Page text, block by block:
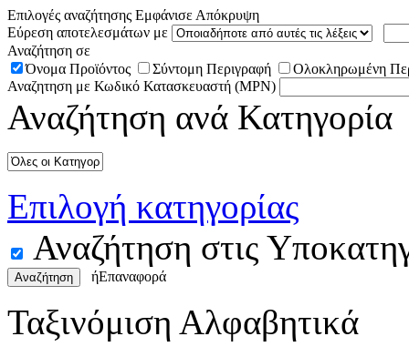
Επιλογές αναζήτησης Εμφάνισε Απόκρυψη
Εύρεση αποτελεσμάτων με
Αναζήτηση σε
Όνομα Προϊόντος
Σύντομη Περιγραφή
Ολοκληρωμένη
Αναζητηση με Κωδικό Κατασκευαστή (MPN)
Αναζήτηση ανά Κατηγορία
Επιλογή κατηγορίας
Αναζήτηση στις
Αναζήτηση ήΕπαναφορά
Ταξινόμιση Αλφαβητικά